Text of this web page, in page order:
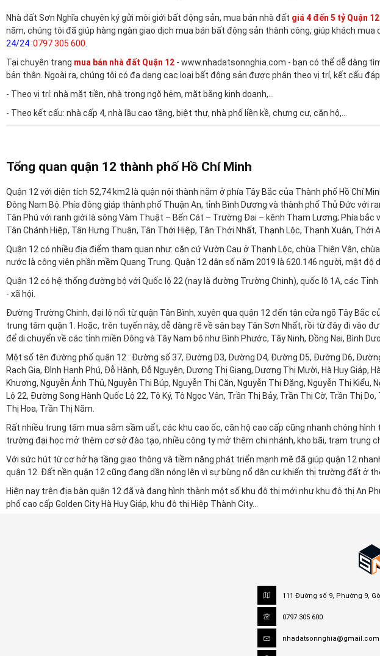
Nhà đất Sơn Nghĩa chuyên ký gửi môi giới bất động sản, mua bán nhà đất giá 4 đến 5 tỷ Quận 12
năm, chúng tôi đã giúp hàng ngàn giao dịch mua bán bất động sản thành công, giúp khách
24/24 :0797 305 600
Tại chuyên trang mua bán nhà đất Quận 12 - www.nhadatsonnghia.com - bạn có thể dễ dàng
bản thân. Ngoài ra, chúng tôi có đa dạng cac loại bất động sản được phân theo vị trí, kết cấu
- Theo vị trí: nhà mặt tiền, nhà trong ngõ hẻm, mặt bằng kinh doanh,...
- Theo kết cấu: nhà cấp 4, nhà lầu cao tầng, biệt thự, nhà phố liền kề, chưng cư, căn hộ,...
Bạn đang có nhu cầu tìm kiếm một ngôi nhàgiá 4 đến 5 tỷ Quận 12
đầy đủ và minh bạch : diện tích, phong cách thiết kế, số tầng, số phòng, vị trí địa lý.... giúp việc
lý...?
Nếu có nhu cầu tư vấn môi giới mua nhà quý khách vui lòng liên hệ sốHOTLINE 24/24:0797
Ký gửi bán nhà đất giá 4 đến 5 tỷ tại Quận 12 nhanh chóng, giá
Hoạt động từ năm 2010, Nhà Đất Sơn Nghĩa là một trong số ít các đơn vị ký gửi bánnhà đất giá
năm. Sử dụng dịch vụ ký gửi nhà đất Sơn Nghĩa chủ nhà sẽ nhanh chóng được tiếp cận khách
ra thành công, minh bạch.
Dịch vụ ký gửi nhà đất Sơn Nghĩa sẵn sàng hỗ trợ chủ nhà định giá bất động sản cần bán, tư vấn
mua bán nhà. Mọi nhu cầu ký gửi vui lòng liên hệHOTLINE 24/24:0797 305 600hoặc tham khảo
Quy trình ký gửi nhà đất
Bảng giá dịch vụ ký gửi nhà đất
Tổng quan quận 12 thành phố Hồ Chí Minh
Quận 12 với diện tích 52,74 km2 là quận nội thành nằm ở phía Tây Bắc của Thành phố Hồ Chí
Đông Nam Bộ. Phía đông giáp thành phố Thuận An, tỉnh Bình Dương và thành phố Thủ Đức với
Tân Phú với ranh giới là sông Vàm Thuật – Bến Cát – Trường Đai – kênh Tham Lương; Phía
Tân Chánh Hiệp, Tân Hưng Thuận, Tân Thới Hiệp, Tân Thới Nhất, Thạnh Lộc, Thạnh Xuân, Thới
Quận 12 có nhiều địa điểm tham quan như: căn cứ Vườn Cau ở Thạnh Lộc, chùa Thiên Vân,
nước là công viên phần mềm Quang Trung. Quận 12 dân số năm 2019 là 620.146 người, mật độ
Quận 12 có hệ thống đường bộ với Quốc lộ 22 (nay là đường Trường Chinh), quốc lộ 1A, các
- xã hội.
Đường Trường Chinh, đại lộ nối từ quận Tân Bình, xuyên qua quận 12 đến tận cửa ngõ Tây
trung tâm quận 1. Hoặc, trên tuyến này, dễ dàng rẽ về sân bay Tân Sơn Nhất, rồi từ đây đi vào
để di chuyển về các tỉnh miền Đông và Tây Nam bộ như Bình Phước, Tây Ninh, Đồng Nai, Bình
Một số tên đường phố quận 12 : Đường số 37, Đường D3, Đường D4, Đường D5, Đường D6,
Rạch Gia, Đình Hanh Phú, Đỗ Hành, Đỗ Nguyên, Dương Thị Giang, Dương Thị Mười, Hà Huy Giáp,
Khương, Nguyễn Ảnh Thủ, Nguyễn Thị Búp, Nguyễn Thị Căn, Nguyễn Thị Đặng, Nguyễn Thị
Lộ 22, Đường Song Hành Quốc Lộ 22, Tô Ký, Tô Ngọc Vân, Trần Thị Bảy, Trần Thị Cờ, Trần Thị
Thị Hoa, Trần Thị Năm.
Rất nhiều trung tâm mua sắm sầm uất, các khu cao ốc, căn hộ cao cấp cũng nhanh chóng
trường đại học mở thêm cơ sở đào tạo, nhiều công ty mở thêm chi nhánh, kho bãi, trạm trung
Với sức hút từ cơ hở hạ tầng giao thông và tiềm năng phát triển mạnh mẽ đã giúp quận 12
quận 12. Đất nền quận 12 cũng đang dần nóng lên vì sự bùng nổ dân cư khiến thị trường đất ở
Hiện nay trên địa bàn quận 12 đã và đang hình thành một số khu đô thị mới như khu đô thị An
phố cao cấp Golden City Hà Huy Giáp, khu đô thị Hiệp Thành City...
111 Đường số 9, Phường 9,
0797 305 600
nhadatsonnghia@gmail.com